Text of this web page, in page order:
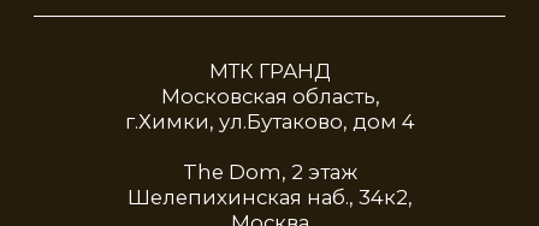
Cucine Lube